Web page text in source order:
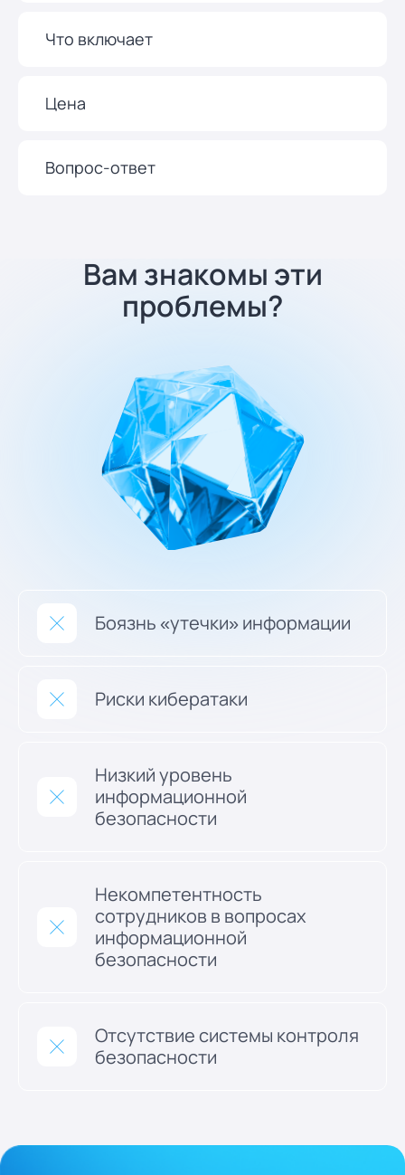
Что включает
Цена
Вопрос-ответ
Вам знакомы эти
проблемы?
Боязнь «утечки» информации
Риски кибератаки
Низкий уровень
информационной
безопасности
Некомпетентность
сотрудников в вопросах
информационной
безопасности
Отсутствие системы контроля
безопасности